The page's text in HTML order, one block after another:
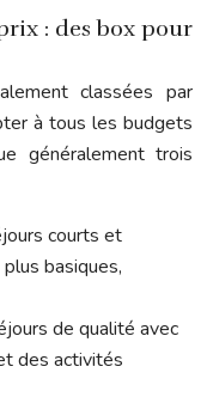
: des box pour
classées par
à tous les budgets
généralement trois
courts et
basiques,
de qualité avec
des activités